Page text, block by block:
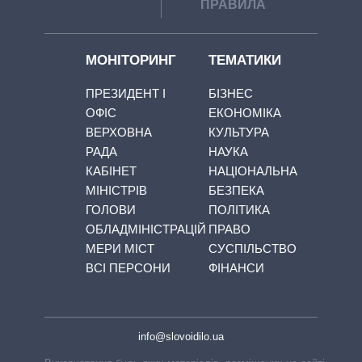
ПРАВИЛА
МОНІТОРИНГ
ПРЕЗИДЕНТ І
ОФІС
ВЕРХОВНА
РАДА
КАБІНЕТ
МІНІСТРІВ
ГОЛОВИ
ОБЛАДМІНІСТРАЦІЙ
МЕРИ МІСТ
ВСІ ПЕРСОНИ
ТЕМАТИКИ
БІЗНЕС
ЕКОНОМІКА
КУЛЬТУРА
НАУКА
НАЦІОНАЛЬНА
БЕЗПЕКА
ПОЛІТИКА
ПРАВО
СУСПІЛЬСТВО
ФІНАНСИ
info@slovoidilo.ua